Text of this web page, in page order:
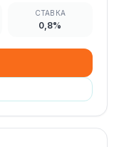
СТАВКА
0,8%